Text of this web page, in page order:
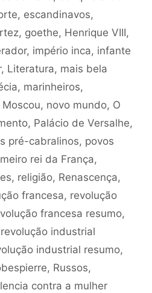
, escandinavos,
, goethe, Henrique VIII,
, império inca, infante
, Literatura, mais bela
, marinheiros,
Moscou, novo mundo, O
, Palácio de Versalhe,
pré-cabralinos, povos
rei da França,
, religião, Renascença,
francesa, revolução
francesa resumo,
revolução industrial
industrial resumo,
, Russos,
contra a mulher